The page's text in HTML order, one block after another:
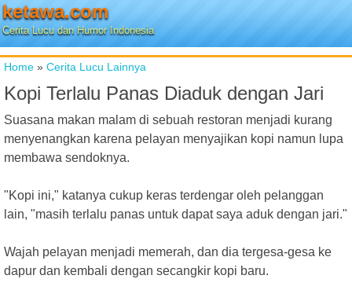
ketawa.com
Cerita Lucu dan Humor Indonesia
Home » Cerita Lucu Lainnya
Kopi Terlalu Panas Diaduk dengan Jari
Suasana makan malam di sebuah restoran menjadi kurang
menyenangkan karena pelayan menyajikan kopi namun lupa
membawa sendoknya.
"Kopi ini," katanya cukup keras terdengar oleh pelanggan
lain, "masih terlalu panas untuk dapat saya aduk dengan jari."
Wajah pelayan menjadi memerah, dan dia tergesa-gesa ke
dapur dan kembali dengan secangkir kopi baru.